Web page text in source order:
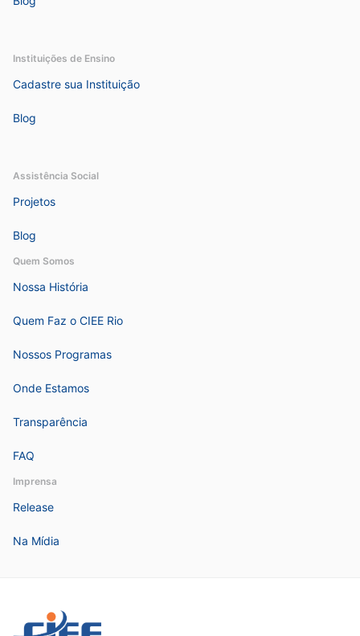
Instituições de Ensino
Cadastre sua Instituição
Blog
Assistência Social
Projetos
Blog
Quem Somos
Nossa História
Quem Faz o CIEE Rio
Nossos Programas
Onde Estamos
Transparência
FAQ
Imprensa
Release
Na Mídia